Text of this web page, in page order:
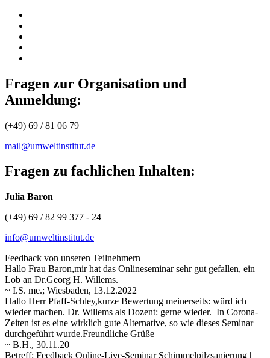
Fragen zur Organisation und
Anmeldung:
(+49) 69 / 81 06 79
mail@umweltinstitut.de
Fragen zu fachlichen Inhalten:
Julia Baron
(+49) 69 / 82 99 377 - 24
info@umweltinstitut.de
Feedback von unseren Teilnehmern
Hallo Frau Baron,mir hat das Onlineseminar sehr gut gefallen, ein
Lob an Dr.Georg H. Willems.
~ I.S. me.; Wiesbaden, 13.12.2022
Hallo Herr Pfaff-Schley,kurze Bewertung meinerseits: würd ich
wieder machen. Dr. Willems als Dozent: gerne wieder. In Corona-
Zeiten ist es eine wirklich gute Alternative, so wie dieses Seminar
durchgeführt wurde.Freundliche Grüße
~ B.H., 30.11.20
Betreff: Feedback Online-Live-Seminar Schimmelpilzsanierung |